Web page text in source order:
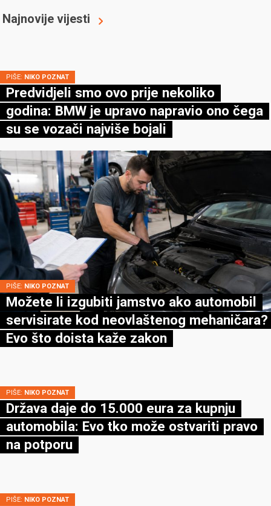
Najnovije vijesti
PIŠE: NIKO POZNAT
Predvidjeli smo ovo prije nekoliko
godina: BMW je upravo napravio ono čega
su se vozači najviše bojali
PIŠE: NIKO POZNAT
Možete li izgubiti jamstvo ako automobil
servisirate kod neovlaštenog mehaničara?
Evo što doista kaže zakon
PIŠE: NIKO POZNAT
Država daje do 15.000 eura za kupnju
automobila: Evo tko može ostvariti pravo
na potporu
PIŠE: NIKO POZNAT